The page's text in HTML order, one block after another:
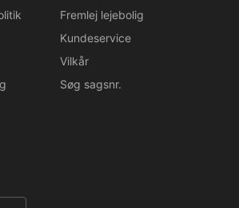
Fremlej lejebolig
Kundeservice
Vilkår
Søg sagsnr.